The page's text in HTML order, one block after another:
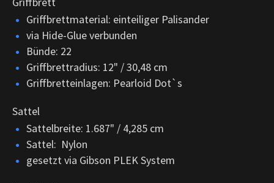
Griffbrettmaterial: einteiliger Palisander
via Hide-Glue verbunden
Bünde: 22
Griffbrettradius: 12" / 30,48 cm
Griffbretteinlagen: Pearloid Dot`s
Sattel
Sattelbreite: 1.687" / 4,285 cm
Sattel: Nylon
gesetzt via Gibson PLEK System